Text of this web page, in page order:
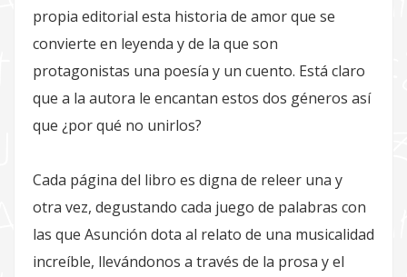
propia editorial esta historia de amor que se
convierte en leyenda y de la que son
protagonistas una poesía y un cuento. Está claro
que a la autora le encantan estos dos géneros así
que ¿por qué no unirlos?
Cada página del libro es digna de releer una y
otra vez, degustando cada juego de palabras con
las que Asunción dota al relato de una musicalidad
increíble, llevándonos a través de la prosa y el